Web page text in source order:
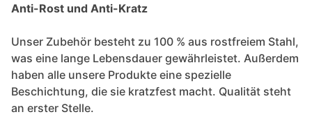
Anti-Rost und Anti-Kratz
Unser Zubehör besteht zu 100 % aus rostfreiem Stahl,
was eine lange Lebensdauer gewährleistet. Außerdem
haben alle unsere Produkte eine spezielle
Beschichtung, die sie kratzfest macht. Qualität steht
an erster Stelle.